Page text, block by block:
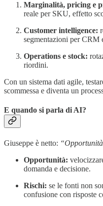
Marginalità, pricing e
reale per SKU, effetto
Customer intelligence:
segmentazioni per CRM
Operations e stock:
riordini.
Con un sistema dati agile,
scommessa e diventa un
E quando si parla di AI?
Giuseppe è netto:
Opportunità:
domanda e decisione.
Rischi: se le fonti non
confusione con risposte